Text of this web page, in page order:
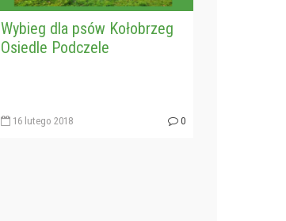
Wybieg dla psów Kołobrzeg
Osiedle Podczele
16 lutego 2018 0